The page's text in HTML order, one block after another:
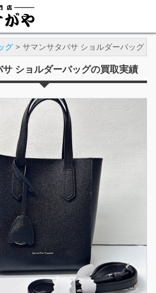
グ サマンサタバサ ショルダーバッグ
ショルダーバッグの買取実績